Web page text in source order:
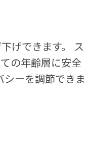
げできます。 ス
の年齢層に安全
ーを調節できま